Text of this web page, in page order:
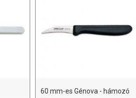
60 mm-es Génova - hámozó